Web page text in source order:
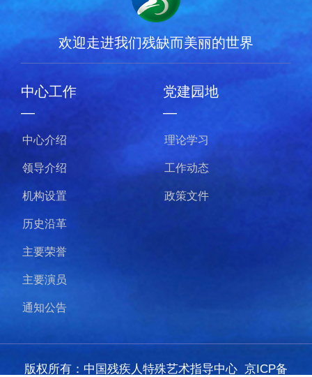
欢迎走进我们残缺而美丽的世界
中心工作
—
中心介绍
领导介绍
机构设置
历史沿革
主要荣誉
主要演员
通知公告
党建园地
—
理论学习
工作动态
政策文件
版权所有：中国残疾人特殊艺术指导中心 京ICP备